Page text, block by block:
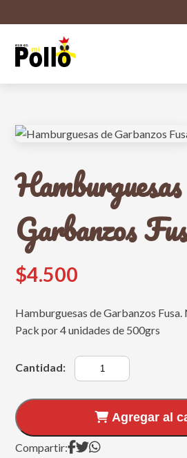
Garbanzos
$4.500
Hamburguesas de Garbanzos
Pack por 4 unidades de 500grs
Cantidad:
Agregar al
Compartir: